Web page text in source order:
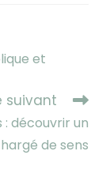
et
suivant
: découvrir un
de sens